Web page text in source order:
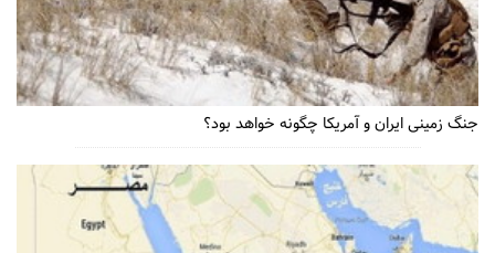
جنگ زمینی ایران و آمریکا چگونه خواهد بود؟